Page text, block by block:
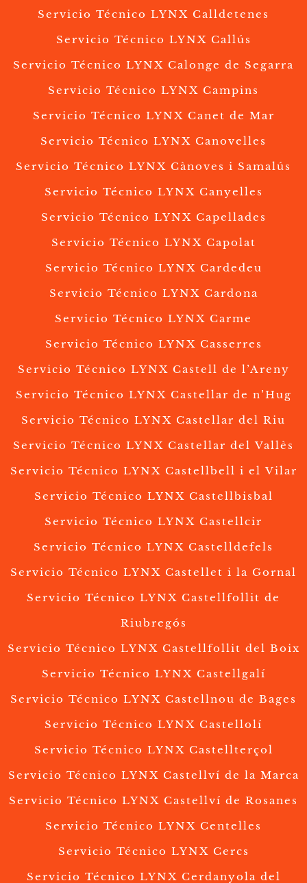
Servicio Técnico LYNX Calldetenes
Servicio Técnico LYNX Callús
Servicio Técnico LYNX Calonge de Segarra
Servicio Técnico LYNX Campins
Servicio Técnico LYNX Canet de Mar
Servicio Técnico LYNX Canovelles
Servicio Técnico LYNX Cànoves i Samalús
Servicio Técnico LYNX Canyelles
Servicio Técnico LYNX Capellades
Servicio Técnico LYNX Capolat
Servicio Técnico LYNX Cardedeu
Servicio Técnico LYNX Cardona
Servicio Técnico LYNX Carme
Servicio Técnico LYNX Casserres
Servicio Técnico LYNX Castell de l’Areny
Servicio Técnico LYNX Castellar de n’Hug
Servicio Técnico LYNX Castellar del Riu
Servicio Técnico LYNX Castellar del Vallès
Servicio Técnico LYNX Castellbell i el Vilar
Servicio Técnico LYNX Castellbisbal
Servicio Técnico LYNX Castellcir
Servicio Técnico LYNX Castelldefels
Servicio Técnico LYNX Castellet i la Gornal
Servicio Técnico LYNX Castellfollit de
Riubregós
Servicio Técnico LYNX Castellfollit del Boix
Servicio Técnico LYNX Castellgalí
Servicio Técnico LYNX Castellnou de Bages
Servicio Técnico LYNX Castellolí
Servicio Técnico LYNX Castellterçol
Servicio Técnico LYNX Castellví de la Marca
Servicio Técnico LYNX Castellví de Rosanes
Servicio Técnico LYNX Centelles
Servicio Técnico LYNX Cercs
Servicio Técnico LYNX Cerdanyola del